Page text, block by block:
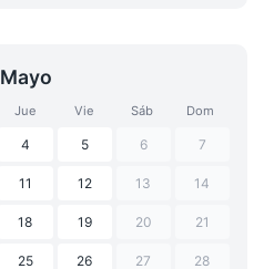
Mayo
Jue Vie Sáb Dom
4 5 6 7
11 12 13 14
18 19 20 21
25 26 27 28